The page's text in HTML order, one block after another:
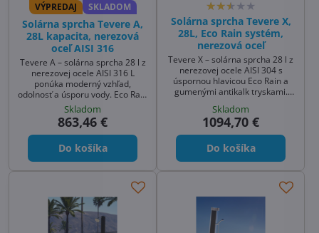
VÝPREDAJ SKLADOM
Solárna sprcha Tevere A,
28L kapacita, nerezová
oceľ AISI 316
Tevere A – solárna sprcha 28 l z
nerezovej ocele AISI 316 L
ponúka moderný vzhľad,
odolnosť a úsporu vody. Eco Rain
hlavica šetrí spotrebu, gumené
antikalk trysky uľahčujú čistenie.
Ideálna záhradná sprcha
solárna aj sprcha k bazénu.
Skladom
863,46 €
Do košíka
Solárna sprcha Tevere X,
28L, Eco Rain systém,
nerezová oceľ
Tevere X – solárna sprcha 28 l z
nerezovej ocele AISI 304 s
úspornou hlavicou Eco Rain a
gumenými antikalk tryskami.
konštrukcia a jednoduchá
montáž. Ideálna sprcha k
bazénu aj solárna sprcha do
záhrady.
Skladom
1094,70 €
Do košíka